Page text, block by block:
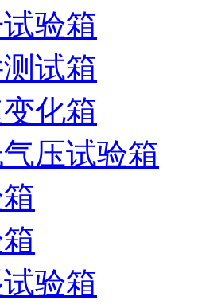
验箱
试箱
化箱
压试验箱
验箱